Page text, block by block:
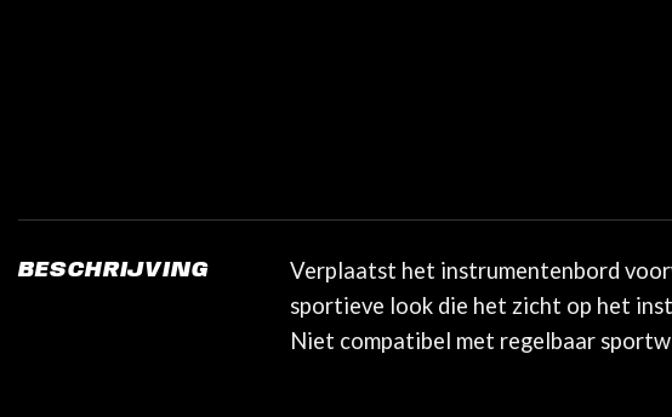
BESCHRIJVING
Verplaatst het instrumentenbord
sportieve look die het zicht op het
Niet compatibel met regelbaar